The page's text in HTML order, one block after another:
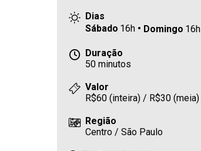
Dias
Sábado 16h Domingo 16h
Duração
50 minutos
Valor
R$60 (inteira) / R$30 (meia)
Região
Centro / São Paulo